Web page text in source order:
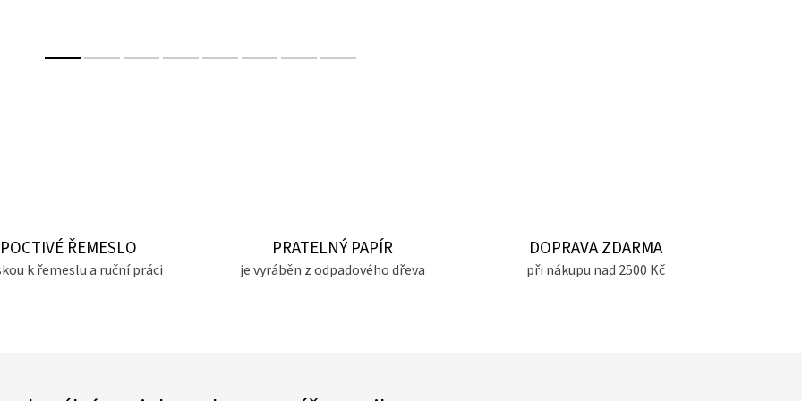
POCTIVÉ ŘEMESLO
k řemeslu a ruční práci
PRATELNÝ PAPÍR
je vyráběn z odpadového dřeva
DOPRAVA ZDARMA
při nákupu nad 2500 Kč